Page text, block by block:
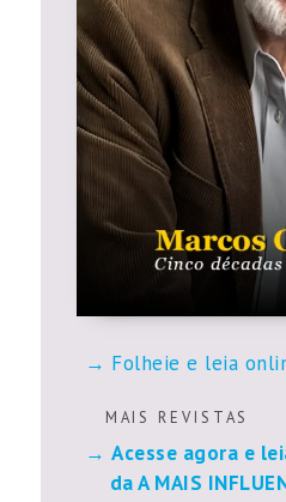
Folheie e leia
M A I S R E V I S T A S
Acesse agora e
da A MAIS